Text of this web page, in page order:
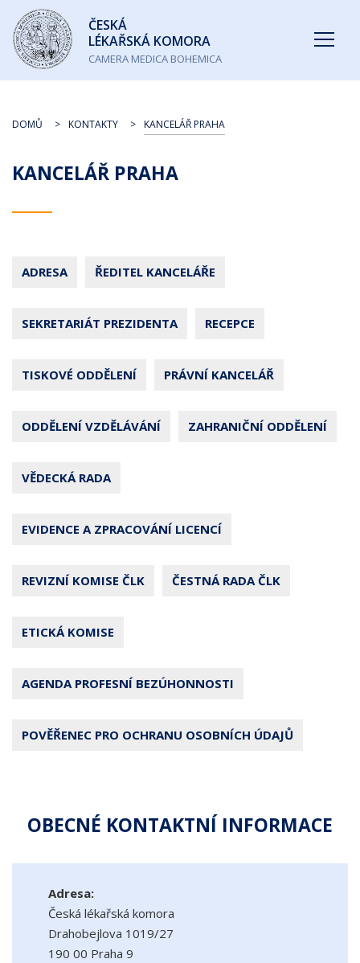
Česká
lékařská
komora
ČESKÁ
LÉKAŘSKÁ KOMORA
CAMERA MEDICA BOHEMICA
KANCELÁŘ PRAHA
DOMŮ KONTAKTY KANCELÁŘ PRAHA
ADRESA ŘEDITEL KANCELÁŘE
SEKRETARIÁT PREZIDENTA RECEPCE
TISKOVÉ ODDĚLENÍ PRÁVNÍ KANCELÁŘ
ODDĚLENÍ VZDĚLÁVÁNÍ ZAHRANIČNÍ ODDĚLENÍ
VĚDECKÁ RADA
EVIDENCE A ZPRACOVÁNÍ LICENCÍ
REVIZNÍ KOMISE ČLK ČESTNÁ RADA ČLK
ETICKÁ KOMISE
AGENDA PROFESNÍ BEZÚHONNOSTI
POVĚŘENEC PRO OCHRANU OSOBNÍCH ÚDAJŮ
OBECNÉ KONTAKTNÍ INFORMACE
Adresa:
Česká lékařská komora
Drahobejlova 1019/27
190 00 Praha 9